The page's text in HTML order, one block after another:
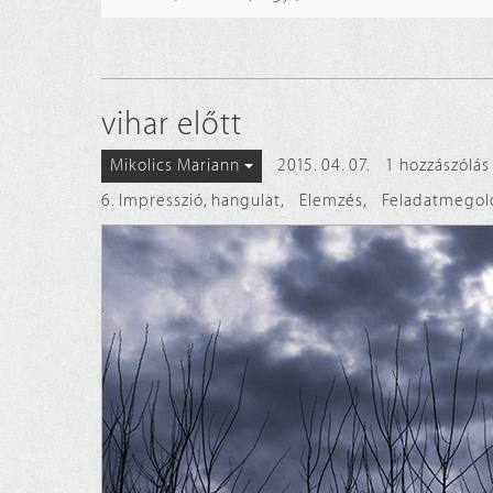
vihar előtt
Mikolics Mariann 2015. 04. 07.
1 hozzászólás
6. Impresszió, hangulat, Elemzés,